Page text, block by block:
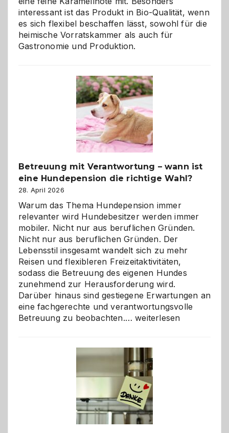
interessant ist das Produkt in Bio-Qualität, wenn
es sich flexibel beschaffen lässt, sowohl für die
heimische Vorratskammer als auch für
Gastronomie und Produktion.
Betreuung mit Verantwortung – wann ist
eine Hundepension die richtige Wahl?
28. April 2026
Warum das Thema Hundepension immer
relevanter wird Hundebesitzer werden immer
mobiler. Nicht nur aus beruflichen Gründen.
Nicht nur aus beruflichen Gründen. Der
Lebensstil insgesamt wandelt sich zu mehr
Reisen und flexibleren Freizeitaktivitäten,
sodass die Betreuung des eigenen Hundes
zunehmend zur Herausforderung wird.
Darüber hinaus sind gestiegene Erwartungen an
eine fachgerechte und verantwortungsvolle
Betreuung zu beobachten.…Betreuung
wann
ist
eine
Hundepension
die
richtige
weiterlesen